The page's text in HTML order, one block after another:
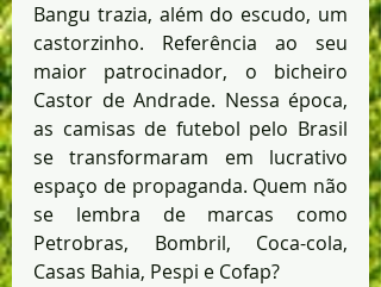
Bangu trazia, além do escudo, um
castorzinho. Referência ao seu
maior patrocinador, o bicheiro
Castor de Andrade. Nessa época,
as camisas de futebol pelo Brasil
se transformaram em lucrativo
espaço de propaganda. Quem não
se lembra de marcas como
Petrobras, Bombril, Coca-cola,
Casas Bahia, Pespi e Cofap?